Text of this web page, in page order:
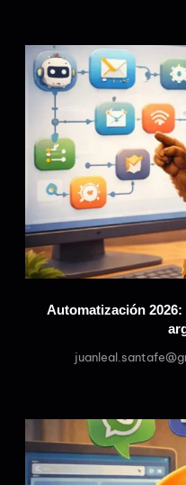
Automatización